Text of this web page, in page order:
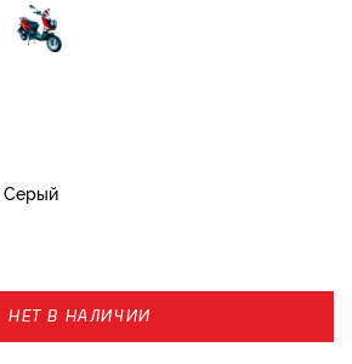
Серый
НЕТ В НАЛИЧИИ